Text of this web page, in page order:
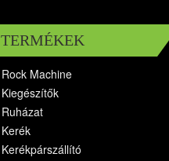
TERMÉKEK
Rock Machine
Kiegészítők
Ruházat
Kerék
Kerékpárszállító